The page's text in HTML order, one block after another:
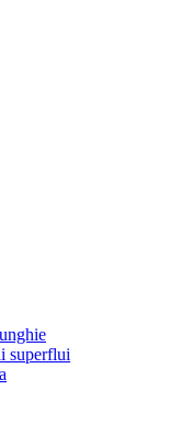
superflui